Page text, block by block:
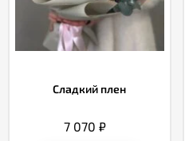
Сладкий плен
7 070 ₽